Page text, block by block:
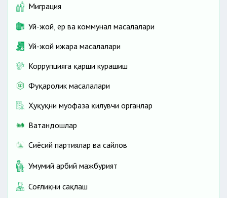
Миграция
Уй-жой, ер ва коммунал масалалари
Уй-жой ижара масалалари
Коррупцияга қарши курашиш
Фуқаролик масалалари
Ҳуқуқни муҳофаза қилувчи органлар
Ватандошлар
Сиёсий партиялар ва сайлов
Умумий ҳарбий мажбурият
Соғлиқни сақлаш